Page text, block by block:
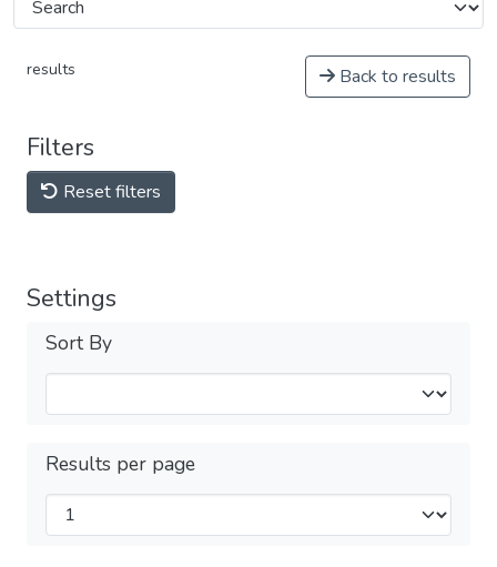
results Back to results
Filters
Reset filters
Settings
Sort By
Results per page